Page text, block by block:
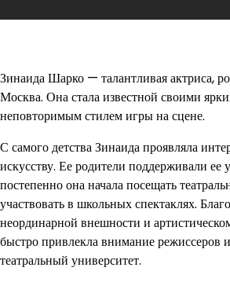
Зинаида Шарко — талантливая актриса,
Москва. Она стала известной своими
неповторимым стилем игры на сцене.
С самого детства Зинаида проявляла
искусству. Ее родители поддерживали ее
постепенно она начала посещать
участвовать в школьных спектаклях.
неординарной внешности и
быстро привлекла внимание режиссеров
театральный университет.